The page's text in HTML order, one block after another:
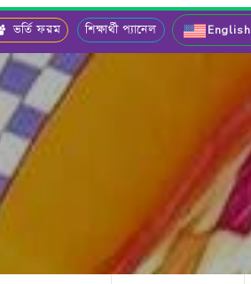
ভর্তি ফরম শিক্ষার্থী প্যানেল English